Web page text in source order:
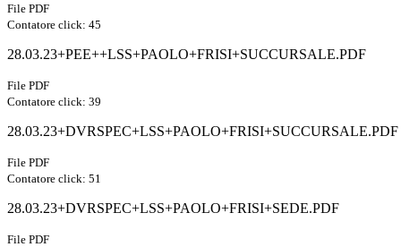
File PDF
Contatore click: 45
28.03.23+PEE++LSS+PAOLO+FRISI+SUCCURSALE.PDF
File PDF
Contatore click: 39
28.03.23+DVRSPEC+LSS+PAOLO+FRISI+SUCCURSALE.PDF
File PDF
Contatore click: 51
28.03.23+DVRSPEC+LSS+PAOLO+FRISI+SEDE.PDF
File PDF